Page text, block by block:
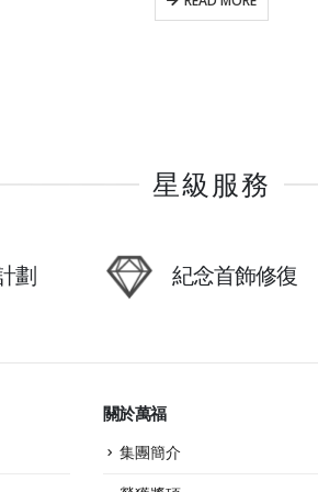
星級服務
劃 紀念首飾修復
關於萬福
集團簡介